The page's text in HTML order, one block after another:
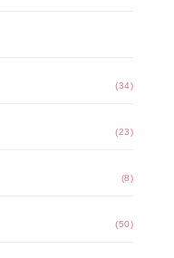
(34)
(23)
(8)
(50)